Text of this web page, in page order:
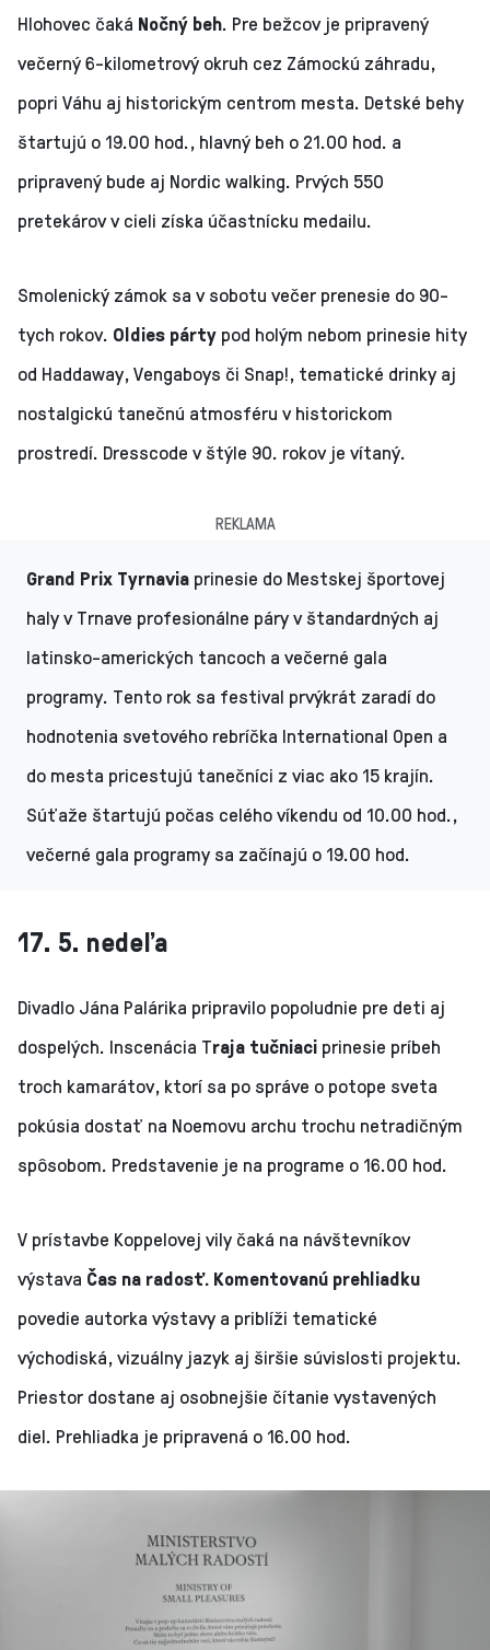
Hlohovec čaká Nočný beh. Pre bežcov je pripravený
večerný 6-kilometrový okruh cez Zámockú záhradu,
popri Váhu aj historickým centrom mesta. Detské behy
štartujú o 19.00 hod., hlavný beh o 21.00 hod. a
pripravený bude aj Nordic walking. Prvých 550
pretekárov v cieli získa účastnícku medailu.
Smolenický zámok sa v sobotu večer prenesie do 90-
tych rokov. Oldies párty pod holým nebom prinesie hity
od Haddaway, Vengaboys či Snap!, tematické drinky aj
nostalgickú tanečnú atmosféru v historickom
prostredí. Dresscode v štýle 90. rokov je vítaný.
REKLAMA
Grand Prix Tyrnavia prinesie do Mestskej športovej
haly v Trnave profesionálne páry v štandardných aj
latinsko-amerických tancoch a večerné gala
programy. Tento rok sa festival prvýkrát zaradí do
hodnotenia svetového rebríčka International Open a
do mesta pricestujú tanečníci z viac ako 15 krajín.
Súťaže štartujú počas celého víkendu od 10.00 hod.,
večerné gala programy sa začínajú o 19.00 hod.
17. 5. nedeľa
Divadlo Jána Palárika pripravilo popoludnie pre deti aj
dospelých. Inscenácia Traja tučniaci prinesie príbeh
troch kamarátov, ktorí sa po správe o potope sveta
pokúsia dostať na Noemovu archu trochu netradičným
spôsobom. Predstavenie je na programe o 16.00 hod.
V prístavbe Koppelovej vily čaká na návštevníkov
výstava Čas na radosť. Komentovanú prehliadku
povedie autorka výstavy a priblíži tematické
východiská, vizuálny jazyk aj širšie súvislosti projektu.
Priestor dostane aj osobnejšie čítanie vystavených
diel. Prehliadka je pripravená o 16.00 hod.